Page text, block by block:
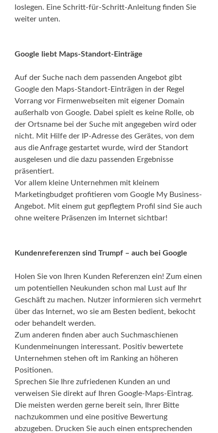
loslegen. Eine Schritt-für-Schritt-Anleitung finden Sie
weiter unten.
Google liebt Maps-Standort-Einträge
Auf der Suche nach dem passenden Angebot gibt
Google den Maps-Standort-Einträgen in der Regel
Vorrang vor Firmenwebseiten mit eigener Domain
außerhalb von Google. Dabei spielt es keine Rolle, ob
der Ortsname bei der Suche mit angegeben wird oder
nicht. Mit Hilfe der IP-Adresse des Gerätes, von dem
aus die Anfrage gestartet wurde, wird der Standort
ausgelesen und die dazu passenden Ergebnisse
präsentiert.
Vor allem kleine Unternehmen mit kleinem
Marketingbudget profitieren vom Google My Business-
Angebot. Mit einem gut gepflegtem Profil sind Sie auch
ohne weitere Präsenzen im Internet sichtbar!
Kundenreferenzen sind Trumpf – auch bei Google
Holen Sie von Ihren Kunden Referenzen ein! Zum einen
um potentiellen Neukunden schon mal Lust auf Ihr
Geschäft zu machen. Nutzer informieren sich vermehrt
über das Internet, wo sie am Besten bedient, bekocht
oder behandelt werden.
Zum anderen finden aber auch Suchmaschienen
Kundenmeinungen interessant. Positiv bewertete
Unternehmen stehen oft im Ranking an höheren
Positionen.
Sprechen Sie Ihre zufriedenen Kunden an und
verweisen Sie direkt auf Ihren Google-Maps-Eintrag.
Die meisten werden gerne bereit sein, Ihrer Bitte
nachzukommen und eine positive Bewertung
abzugeben. Drucken Sie auch einen entsprechenden